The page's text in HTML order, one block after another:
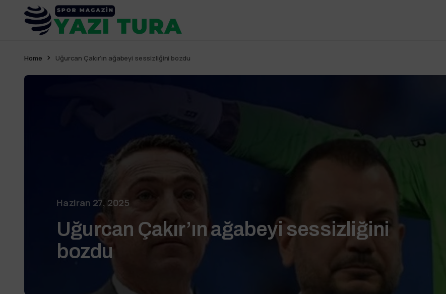
Home Uğurcan Çakır’ın ağabeyi sessizliğini bozdu
Haziran 27, 2025
Uğurcan Çakır’ın ağabeyi sessizliğini
bozdu